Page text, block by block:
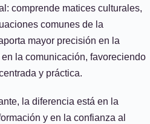
comprende matices culturales,
comunes de la
mayor precisión en la
la comunicación, favoreciendo
y práctica.
la diferencia está en la
y en la confianza al